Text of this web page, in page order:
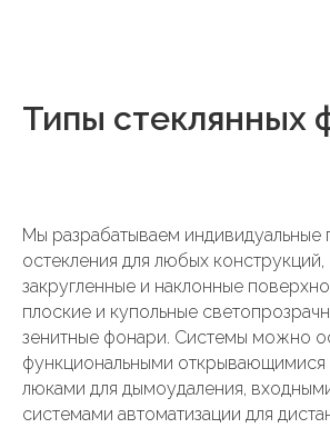
Типы стеклянных
Мы разрабатываем индивидуальные
остекления для любых
закругленные и наклонные
плоские и купольные
зенитные фонари. Системы можно
функциональными открывающимися
люками для дымоудаления,
системами автоматизации для